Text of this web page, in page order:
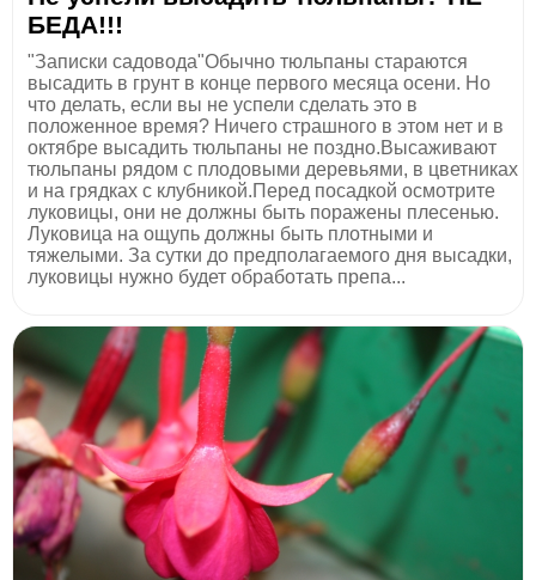
БЕДА!!!
"Записки садовода"Обычно тюльпаны стараются
высадить в грунт в конце первого месяца осени. Но
что делать, если вы не успели сделать это в
положенное время? Ничего страшного в этом нет и в
октябре высадить тюльпаны не поздно.Высаживают
тюльпаны рядом с плодовыми деревьями, в цветниках
и на грядках с клубникой.Перед посадкой осмотрите
луковицы, они не должны быть поражены плесенью.
Луковица на ощупь должны быть плотными и
тяжелыми. За сутки до предполагаемого дня высадки,
луковицы нужно будет обработать препа...